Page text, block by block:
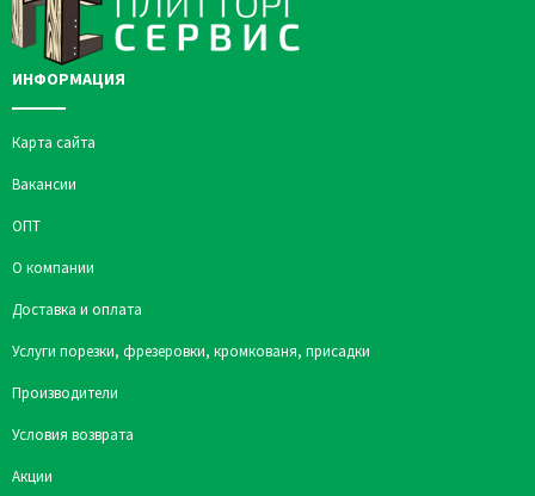
ИНФОРМАЦИЯ
Карта сайта
Вакансии
ОПТ
О компании
Доставка и оплата
Услуги порезки, фрезеровки, кромкованя, присадки
Производители
Условия возврата
Акции